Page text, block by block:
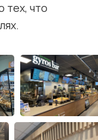
тех, что